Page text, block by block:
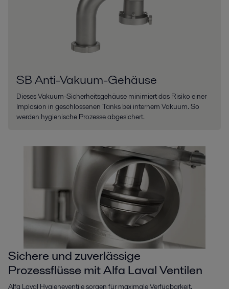
SB Anti-Vakuum-Gehäuse
Dieses Vakuum-Sicherheitsgehäuse minimiert das Risiko einer
Implosion in geschlossenen Tanks bei internem Vakuum. So
werden hygienische Prozesse abgesichert.
Sichere und zuverlässige
Prozessflüsse mit Alfa Laval Ventilen
Alfa Laval Hygieneventile sorgen für maximale Verfügbarkeit,